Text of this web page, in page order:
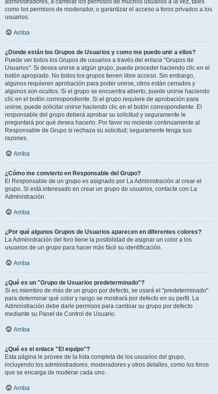
administradores, a cambiar los permisos de muchos usuarios a la vez, tales
como los permisos de moderador, o garantizar el acceso a foros privados a los
usuarios.
Arriba
¿Donde están los Grupos de Usuarios y como me puedo unir a ellos?
Puede ver todos los Grupos de usuarios a través del enlace "Grupos de
Usuarios". Si desea unirse a algún grupo, puede proceder haciendo clic en el
botón apropiado. No todos los grupos tienen libre acceso. Sin embargo,
algunos requieren aprobación para poder unirse, otros están cerrados y
algunos son ocultos. Si el grupo se encuentra abierto, puede unirse haciendo
clic en el botón correspondiente. Si el grupo requiere de aprobación para
unirse, puede solicitar unirse haciendo clic en el botón correspondiente. El
responsable del grupo deberá aprobar su solicitud y seguramente le
preguntará por qué desea hacerlo. Por favor no moleste continuamente al
Responsable de Grupo si rechaza su solicitud; seguramente tenga sus
razones.
Arriba
¿Cómo me convierto en Responsable del Grupo?
El Responsable de un grupo es asignado por La Administración al crear el
grupo. Si está interesado en crear un grupo de usuarios, contacte con La
Administración.
Arriba
¿Por qué algunos Grupos de Usuarios aparecen en diferentes colores?
La Administración del foro tiene la posibilidad de asignar un color a los
usuarios de un grupo para hacer más fácil su identificación.
Arriba
¿Qué es un "Grupo de Usuarios predeterminado"?
Si es miembro de más de un grupo por defecto, se usará el "predeterminado"
para determinar qué color y rango se mostrará por defecto en su perfil. La
Administración debe darle permisos para cambiar su grupo por defecto
mediante su Panel de Control de Usuario.
Arriba
¿Qué es el enlace "El equipo"?
Esta página le provee de la lista completa de los usuarios del grupo,
incluyendo los administradores, moderadores y otros detalles, como los foros
que se encarga de moderar cada uno.
Arriba